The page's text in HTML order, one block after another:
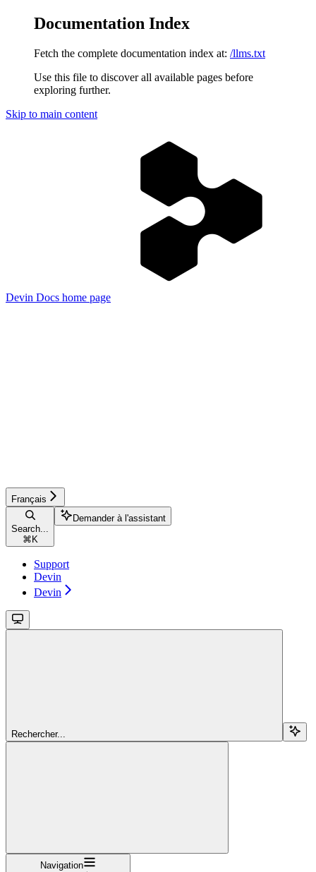
Documentation Index
Fetch the complete documentation index at: /llms.txt
Use this file to discover all available pages before
exploring further.
Skip to main content
Devin Docs home page
Français
Search...
⌘ K
Demander à l'assistant
Support
Devin
Devin
Rechercher...
Navigation